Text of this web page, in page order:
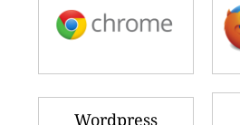
Wordpress